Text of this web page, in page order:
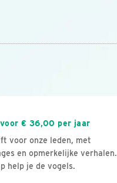
€ 36,00 per jaar
voor onze leden, met
en opmerkelijke verhalen.
help je de vogels.